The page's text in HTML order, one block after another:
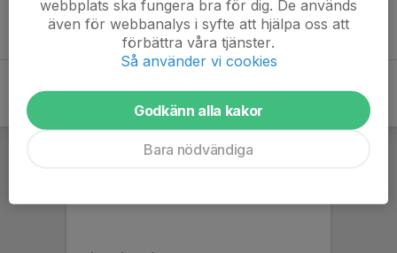
Inget referat skrivet
webbplats ska fungera bra för dig. De används
även för webbanalys i syfte att hjälpa oss att
förbättra våra tjänster.
Så använder vi cookies
Godkänn alla kakor
Bara nödvändiga